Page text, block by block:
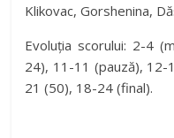
Klikovac, Gorshenina,
Evoluția scorului: 2-4
24), 11-11 (pauză), 12-
21 (50), 18-24 (final).